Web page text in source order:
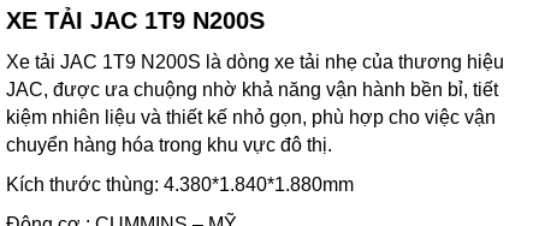
XE TẢI JAC 1T9 N200S
Xe tải JAC 1T9 N200S là dòng xe tải nhẹ của thương hiệu
JAC, được ưa chuộng nhờ khả năng vận hành bền bỉ, tiết
kiệm nhiên liệu và thiết kế nhỏ gọn, phù hợp cho việc vận
chuyển hàng hóa trong khu vực đô thị.
Kích thước thùng: 4.380*1.840*1.880mm